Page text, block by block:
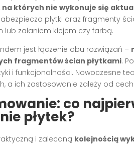
na których nie wykonuje się
płytki oraz fragmenty
lub zalaniem klejem czy farbą.
jest łączenie obu rozwiązań –
fragmentów ścian płytkami.
i funkcjonalności. Nowoczesne
a ich zastosowanie zależy od
co
płytek?
i zalecaną kolejnością